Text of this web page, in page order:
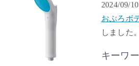
2024/09/10
おぷろボ
しました。
キーワ